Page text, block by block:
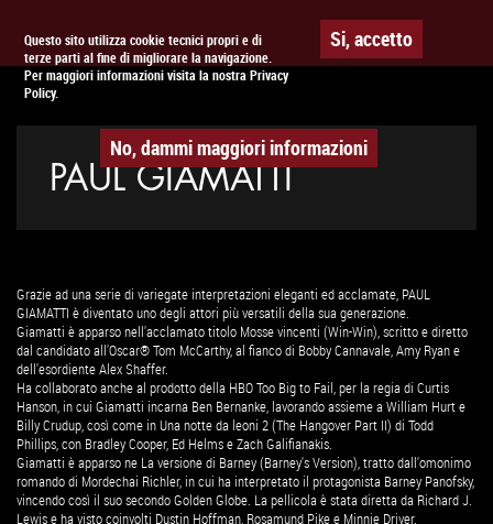
Questo sito utilizza cookie tecnici propri e di
terze parti al fine di migliorare la navigazione.
Per maggiori informazioni visita la nostra Privacy
Policy.
Si, accetto
No, dammi maggiori informazioni
APPUNTAMENTO AL CINEMA
PAUL GIAMATTI
Grazie ad una serie di variegate interpretazioni eleganti ed acclamate, PAUL
GIAMATTI è diventato uno degli attori più versatili della sua generazione.
Giamatti è apparso nell'acclamato titolo Mosse vincenti (Win-Win), scritto e diretto
dal candidato all'Oscar® Tom McCarthy, al fianco di Bobby Cannavale, Amy Ryan e
dell'esordiente Alex Shaffer.
Ha collaborato anche al prodotto della HBO Too Big to Fail, per la regia di Curtis
Hanson, in cui Giamatti incarna Ben Bernanke, lavorando assieme a William Hurt e
Billy Crudup, così come in Una notte da leoni 2 (The Hangover Part II) di Todd
Phillips, con Bradley Cooper, Ed Helms e Zach Galifianakis.
Giamatti è apparso ne La versione di Barney (Barney's Version), tratto dall'omonimo
romando di Mordechai Richler, in cui ha interpretato il protagonista Barney Panofsky,
vincendo così il suo secondo Golden Globe. La pellicola è stata diretta da Richard J.
Lewis e ha visto coinvolti Dustin Hoffman, Rosamund Pike e Minnie Driver.